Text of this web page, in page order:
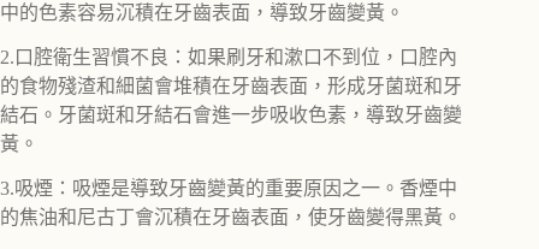
中的色素容易沉積在牙齒表面，導致牙齒變黃。
2.口腔衛生習慣不良：如果刷牙和漱口不到位，口腔內
的食物殘渣和細菌會堆積在牙齒表面，形成牙菌斑和牙
結石。牙菌斑和牙結石會進一步吸收色素，導致牙齒變
黃。
3.吸煙：吸煙是導致牙齒變黃的重要原因之一。香煙中
的焦油和尼古丁會沉積在牙齒表面，使牙齒變得黑黃。